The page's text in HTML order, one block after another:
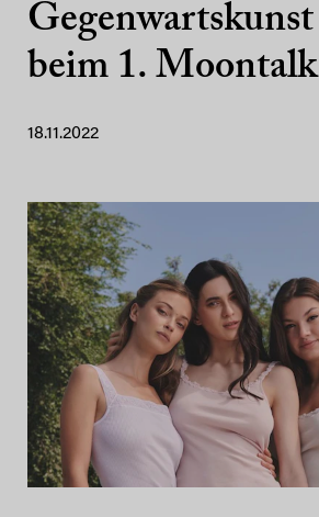
Gegenwartskunst
beim 1. Moontalk
18.11.2022